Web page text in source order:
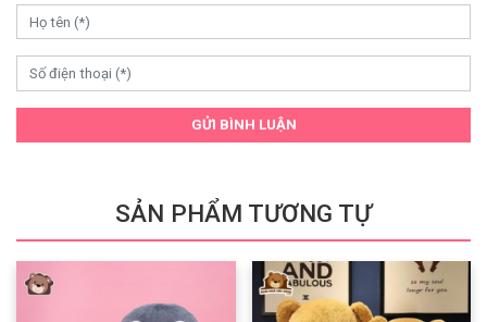
GỬI BÌNH LUẬN
SẢN PHẨM TƯƠNG TỰ